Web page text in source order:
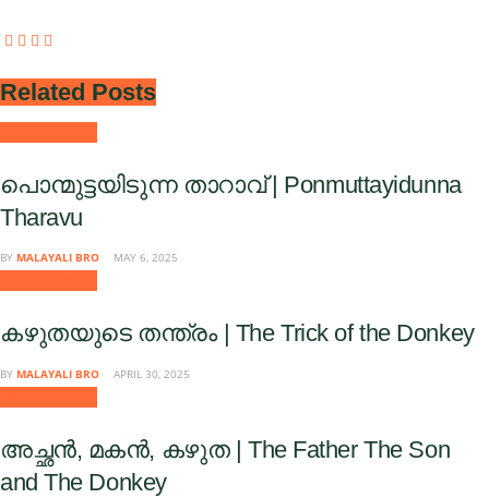
Related Posts
പൊന്മുട്ടയിടുന്ന താറാവ് | Ponmuttayidunna
Tharavu
BY MALAYALI BRO MAY 6, 2025
കഴുതയുടെ തന്ത്രം | The Trick of the Donkey
BY MALAYALI BRO APRIL 30, 2025
അച്ഛൻ, മകൻ, കഴുത | The Father The Son
and The Donkey